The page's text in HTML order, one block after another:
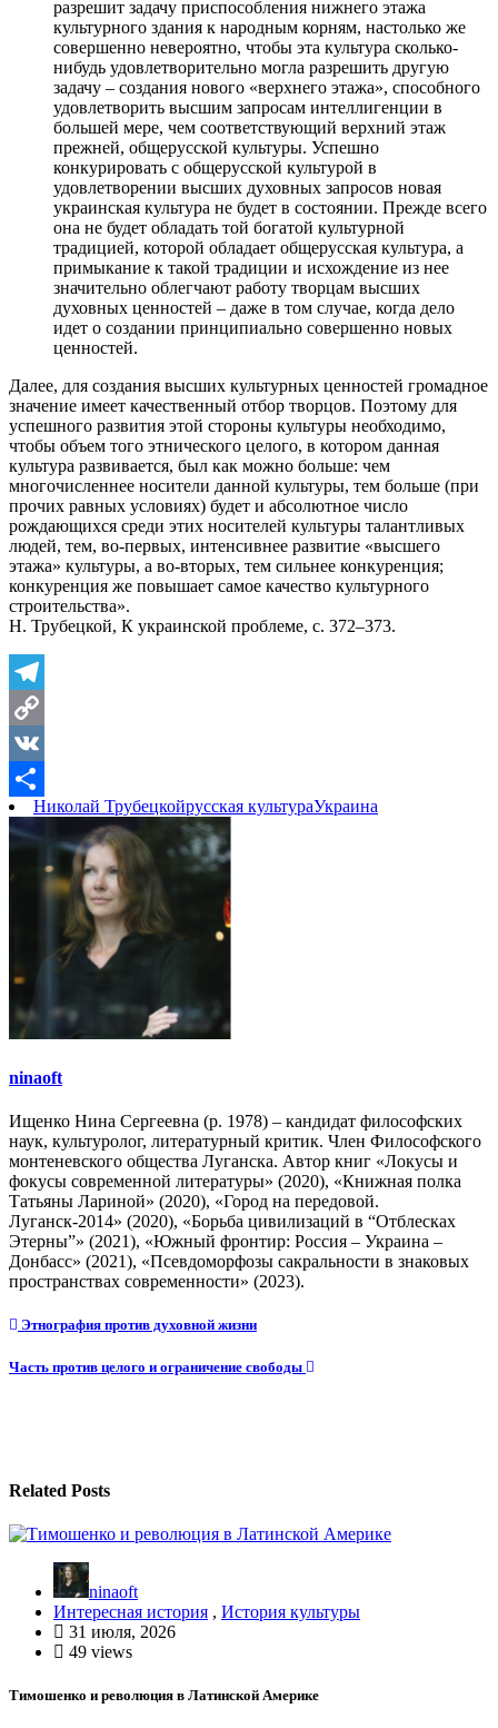
разрешит задачу приспособления нижнего этажа
культурного здания к народным корням, настолько же
совершенно невероятно, чтобы эта культура сколько-
нибудь удовлетворительно могла разрешить другую
задачу – создания нового «верхнего этажа», способного
удовлетворить высшим запросам интеллигенции в
большей мере, чем соответствующий верхний этаж
прежней, общерусской культуры. Успешно
конкурировать с общерусской культурой в
удовлетворении высших духовных запросов новая
украинская культура не будет в состоянии. Прежде всего
она не будет обладать той богатой культурной
традицией, которой обладает общерусская культура, а
примыкание к такой традиции и исхождение из нее
значительно облегчают работу творцам высших
духовных ценностей – даже в том случае, когда дело
идет о создании принципиально совершенно новых
ценностей.
Далее, для создания высших культурных ценностей громадное
значение имеет качественный отбор творцов. Поэтому для
успешного развития этой стороны культуры необходимо,
чтобы объем того этнического целого, в котором данная
культура развивается, был как можно больше: чем
многочисленнее носители данной культуры, тем больше (при
прочих равных условиях) будет и абсолютное число
рождающихся среди этих носителей культуры талантливых
людей, тем, во-первых, интенсивнее развитие «высшего
этажа» культуры, а во-вторых, тем сильнее конкуренция;
конкуренция же повышает самое качество культурного
строительства».
Н. Трубецкой, К украинской проблеме, с. 372–373.
Telegram
Copy
Link
VK
Отправить
Николай Трубецкойрусская культураУкраина
ninaoft
Ищенко Нина Сергеевна (р. 1978) – кандидат философских
наук, культуролог, литературный критик. Член Философского
монтеневского общества Луганска. Автор книг «Локусы и
фокусы современной литературы» (2020), «Книжная полка
Татьяны Лариной» (2020), «Город на передовой.
Луганск-2014» (2020), «Борьба цивилизаций в “Отблесках
Этерны”» (2021), «Южный фронтир: Россия – Украина –
Донбасс» (2021), «Псевдоморфозы сакральности в знаковых
пространствах современности» (2023).
Навигация
по
Этнография против духовной жизни
Часть против целого и ограничение свободы
Related Posts
ninaoft
Интересная история , История культуры
31 июля, 2026
49 views
Тимошенко и революция в Латинской Америке